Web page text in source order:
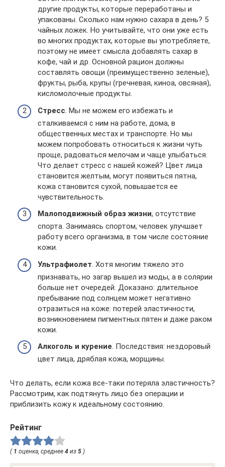
другие продукты, которые переработаны и
упакованы. Сколько нам нужно сахара в день? 5
чайных ложек. Но учитывайте, что они уже есть
во многих продуктах, которые вы употребляете,
поэтому не имеет смысла добавлять сахар в
кофе, чай и др. Основной рацион должны
составлять овощи (преимущественно зеленые),
фрукты, рыба, крупы (гречневая, киноа, овсяная),
кисломолочные продукты.
Стресс . Мы не можем его избежать и
сталкиваемся с ним на работе, дома, в
общественных местах и транспорте. Но мы
можем попробовать относиться к жизни чуть
проще, радоваться мелочам и чаще улыбаться.
Что делает стресс с нашей кожей? Цвет лица
становится желтым, могут появиться пятна,
кожа становится сухой, повышается ее
чувствительность.
Малоподвижный образ жизни, отсутствие
спорта. Занимаясь спортом, человек улучшает
работу всего организма, в том числе состояние
кожи.
Ультрафиолет . Хотя многим тяжело это
признавать, но загар вышел из моды, а в солярии
больше нет очередей. Доказано: длительное
пребывание под солнцем может негативно
отразиться на коже: потерей эластичности,
возникновением пигментных пятен и даже раком
кожи.
Алкоголь и курение. Последствия: нездоровый
цвет лица, дряблая кожа, морщины.
Что делать, если кожа все-таки потеряла эластичность?
Рассмотрим, как подтянуть лицо без операции и
приблизить кожу к идеальному состоянию.
Рейтинг
( 1 оценка, среднее 4 из 5 )